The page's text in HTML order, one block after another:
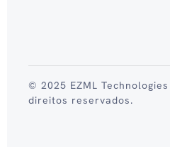
© 2025 EZML
direitos reservados.